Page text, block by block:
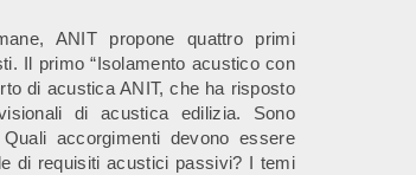
ANIT propone quattro primi
Il primo “Isolamento acustico con
di acustica ANIT, che ha risposto
di acustica edilizia. Sono
accorgimenti devono essere
di requisiti acustici passivi? I temi